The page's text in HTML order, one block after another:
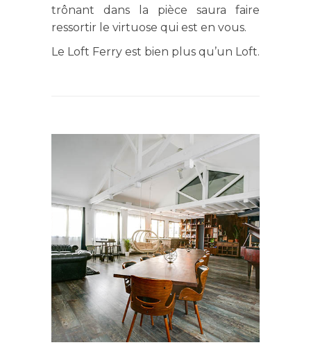
trônant dans la pièce saura faire
ressortir le virtuose qui est en vous.
Le Loft Ferry est bien plus qu’un Loft.